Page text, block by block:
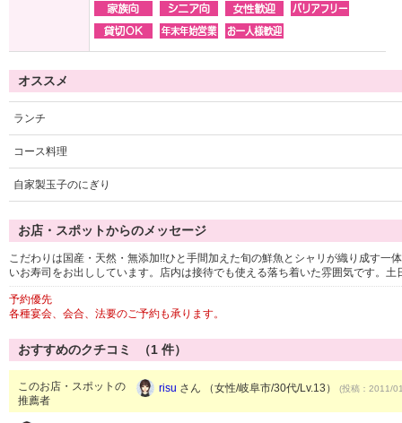
オススメ
ランチ
コース料理
自家製玉子のにぎり
お店・スポットからのメッセージ
こだわりは国産・天然・無添加!!ひと手間加えた旬の鮮魚とシャリが織り成す一
いお寿司をお出ししています。店内は接待でも使える落ち着いた雰囲気です。
予約優先
各種宴会、会合、法要のご予約も承ります。
おすすめのクチコミ （1 件）
このお店・スポットの
推薦者
risu さん （女性/岐阜市/30代/Lv.13） (投稿：2011/